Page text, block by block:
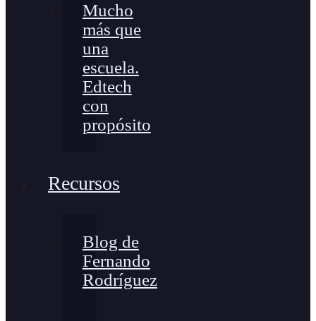
Mucho
más que
una
escuela.
Edtech
con
propósito
Recursos
Blog de
Fernando
Rodríguez